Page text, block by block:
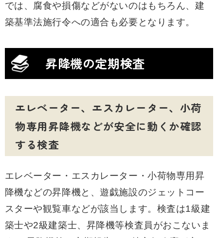
では、腐食や損傷などがないのはもちろん、建
築基準法施行令への適合も必要となります。
昇降機の定期検査
エレベーター、エスカレーター、小荷
物専用昇降機などが安全に動くか確認
する検査
エレベーター・エスカレーター・小荷物専用昇
降機などの昇降機と、遊戯施設のジェットコー
スターや観覧車などが該当します。検査は1級建
築士や2級建築士、昇降機等検査員がおこないま